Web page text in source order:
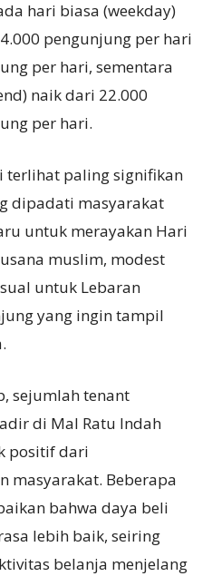
hari biasa (weekday)
pengunjung per hari
per hari, sementara
naik dari 22.000
per hari.
terlihat paling signifikan
dipadati masyarakat
untuk merayakan Hari
muslim, modest
untuk Lebaran
yang ingin tampil
sejumlah tenant
di Mal Ratu Indah
positif dari
masyarakat. Beberapa
bahwa daya beli
lebih baik, seiring
belanja menjelang